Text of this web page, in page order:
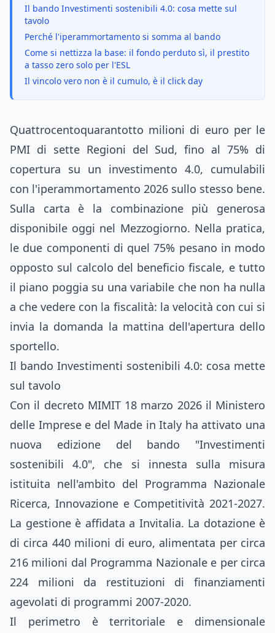
Il bando Investimenti sostenibili 4.0: cosa mette sul
tavolo
Perché l'iperammortamento si somma al bando
Come si nettizza la base: il fondo perduto sì, il prestito
a tasso zero solo per l'ESL
Il vincolo vero non è il cumulo, è il click day
Quattrocentoquarantotto milioni di euro per le
PMI di sette Regioni del Sud, fino al 75% di
copertura su un investimento 4.0, cumulabili
con l'iperammortamento 2026 sullo stesso bene.
Sulla carta è la combinazione più generosa
disponibile oggi nel Mezzogiorno. Nella pratica,
le due componenti di quel 75% pesano in modo
opposto sul calcolo del beneficio fiscale, e tutto
il piano poggia su una variabile che non ha nulla
a che vedere con la fiscalità: la velocità con cui si
invia la domanda la mattina dell'apertura dello
sportello.
Il bando Investimenti sostenibili 4.0: cosa mette
sul tavolo
Con il decreto MIMIT 18 marzo 2026 il Ministero
delle Imprese e del Made in Italy ha attivato una
nuova edizione del bando "Investimenti
sostenibili 4.0", che si innesta sulla misura
istituita nell'ambito del Programma Nazionale
Ricerca, Innovazione e Competitività 2021-2027.
La gestione è affidata a Invitalia. La dotazione è
di circa 440 milioni di euro, alimentata per circa
216 milioni dal Programma Nazionale e per circa
224 milioni da restituzioni di finanziamenti
agevolati di programmi 2007-2020.
Il perimetro è territoriale e dimensionale